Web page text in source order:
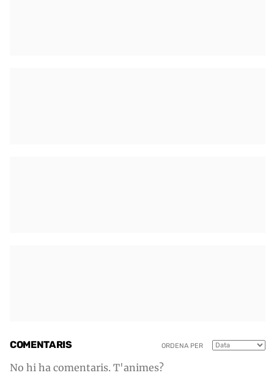
COMENTARIS ORDENA PER
No hi ha comentaris. T'animes?